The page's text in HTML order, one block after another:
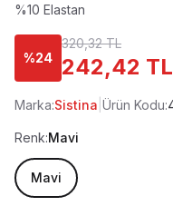
%10 Elastan
%24
320,32 TL
242,42 TL
Marka:Sistina Ürün Kodu:
Renk:Mavi
Mavi